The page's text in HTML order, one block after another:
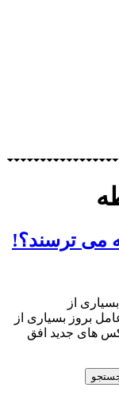
می ترسند؟!
از
بروز بسیاری از
های جدید افق